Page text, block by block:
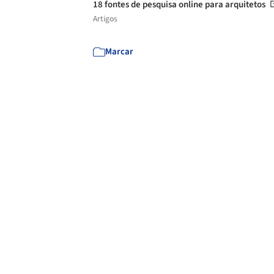
18 fontes de pesquisa online para arquitetos
Artigos
Marcar